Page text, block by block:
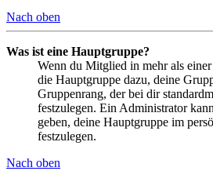
Nach oben
Was ist eine Hauptgruppe?
Wenn du Mitglied in mehr als
die Hauptgruppe dazu, deine
Gruppenrang, der bei dir
festzulegen. Ein Administrator
geben, deine Hauptgruppe im
festzulegen.
Nach oben